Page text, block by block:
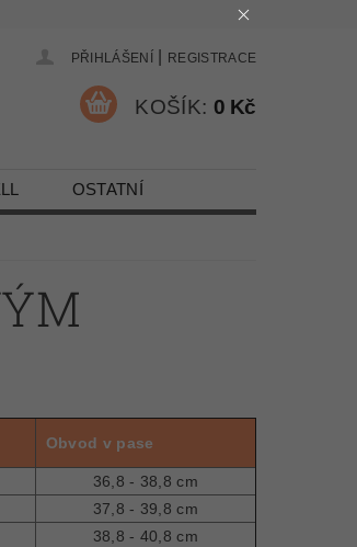
PŘIHLÁŠENÍ REGISTRACE
KOŠÍK: 0 Kč
OSTATNÍ
Obvod v pase
36,8 - 38,8 cm
37,8 - 39,8 cm
38,8 - 40,8 cm